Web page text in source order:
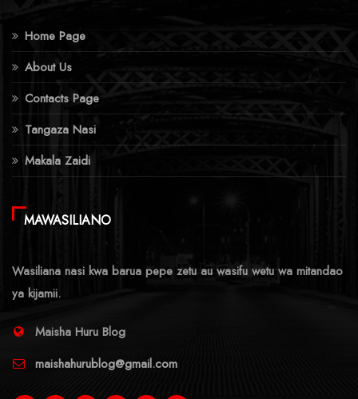
Home Page
About Us
Contacts Page
Tangaza Nasi
Makala Zaidi
MAWASILIANO
Wasiliana nasi kwa barua pepe zetu au wasifu wetu wa mitandao
ya kijamii.
Maisha Huru Blog
maishahurublog@gmail.com